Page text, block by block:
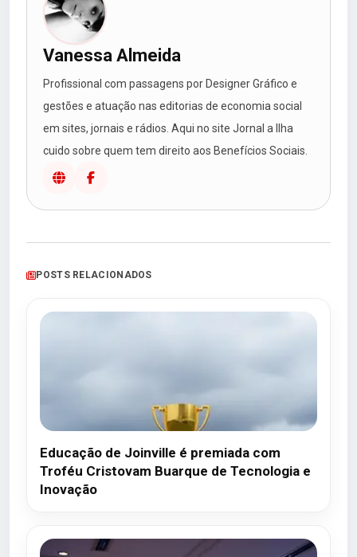
Vanessa Almeida
Profissional com passagens por Designer Gráfico e
gestões e atuação nas editorias de economia social
em sites, jornais e rádios. Aqui no site Jornal a Ilha
cuido sobre quem tem direito aos Benefícios Sociais.
POSTS RELACIONADOS
Educação de Joinville é premiada com
Troféu Cristovam Buarque de Tecnologia e
Inovação